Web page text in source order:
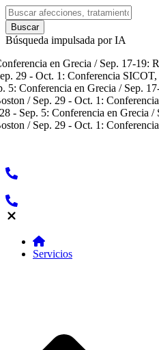
Búsqueda impulsada por IA
Grecia / Sep. 17-19: Reunión
1: Conferencia SICOT, Kyoto,
en Grecia / Sep. 17-19:
29 - Oct. 1: Conferencia SICOT,
en Grecia / Sep. 17-19:
29 - Oct. 1: Conferencia SICOT,
Servicios